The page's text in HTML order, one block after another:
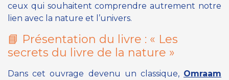
ceux qui souhaitent comprendre autrement notre
lien avec la nature et l’univers.
📘 Présentation du livre : « Les
secrets du livre de la nature »
Dans cet ouvrage devenu un classique, Omraam